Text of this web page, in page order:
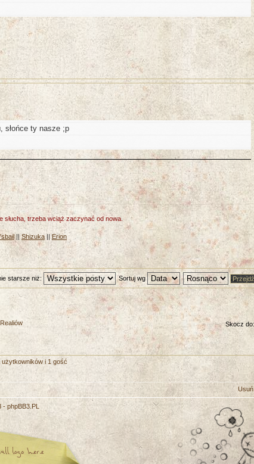
słońce ty nasze ;p
słucha, trzeba wciąż zaczynać od nowa.
||Shizuka||Erion
starsze niż: Sortuj wg
Skocz do:
użytkowników i 1 gość
- phpBB3.PL